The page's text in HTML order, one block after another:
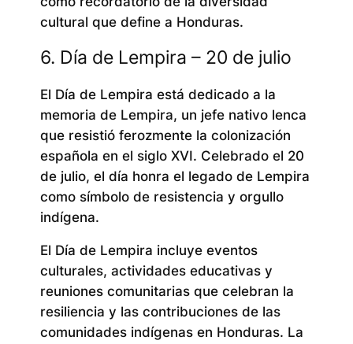
cultural que define a Honduras.
6. Día de Lempira – 20 de julio
El Día de Lempira está dedicado a la
memoria de Lempira, un jefe nativo lenca
que resistió ferozmente la colonización
española en el siglo XVI. Celebrado el 20
de julio, el día honra el legado de Lempira
como símbolo de resistencia y orgullo
indígena.
El Día de Lempira incluye eventos
culturales, actividades educativas y
reuniones comunitarias que celebran la
resiliencia y las contribuciones de las
comunidades indígenas en Honduras. La